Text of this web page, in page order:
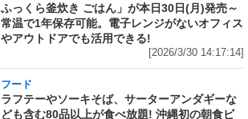
ふっくら釜炊き ごはん」が本日30日(月)発売～
常温で1年保存可能。電子レンジがないオフィス
やアウトドアでも活用できる!
[2026/3/30 14:17:14]
フード
ラフテーやソーキそば、サーターアンダギーな
ども含む80品以上が食べ放題! 沖縄初の朝食ビ